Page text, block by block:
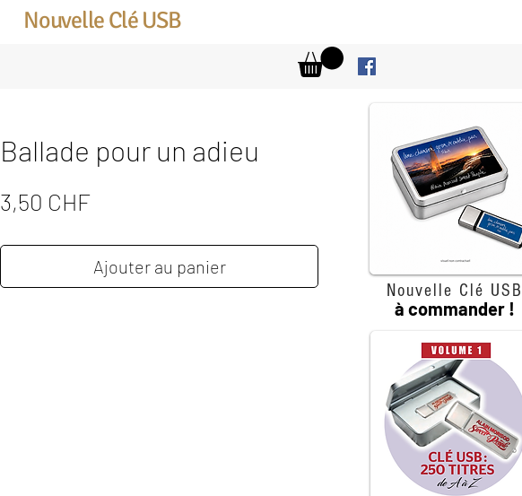
Nouvelle Clé USB
Ballade pour un adieu
3,50 CHFPrix
Ajouter au panier
Nouvelle Clé USB
à commander !